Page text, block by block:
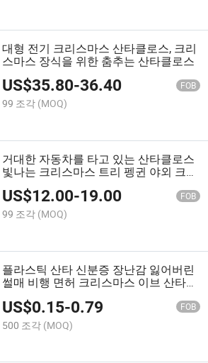
대형 전기 크리스마스 산타클로스, 크리
스마스 장식을 위한 춤추는 산타클로스
US$35.80-36.40 FOB
99 조각 (MOQ)
거대한 자동차를 타고 있는 산타클로스
빛나는 크리스마스 트리 펭귄 야외 크리
스마스 인플레이터블 정원 장식
US$12.00-19.00 FOB
99 조각 (MOQ)
플라스틱 산타 신분증 장난감 잃어버린
썰매 비행 면허 크리스마스 이브 산타클
US$0.15-0.79 FOB
500 조각 (MOQ)